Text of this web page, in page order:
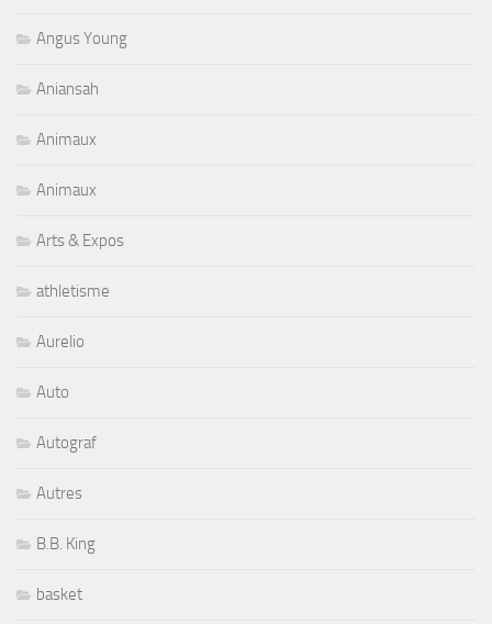
Angus Young
Aniansah
Animaux
Animaux
Arts & Expos
athletisme
Aurelio
Auto
Autograf
Autres
B.B. King
basket